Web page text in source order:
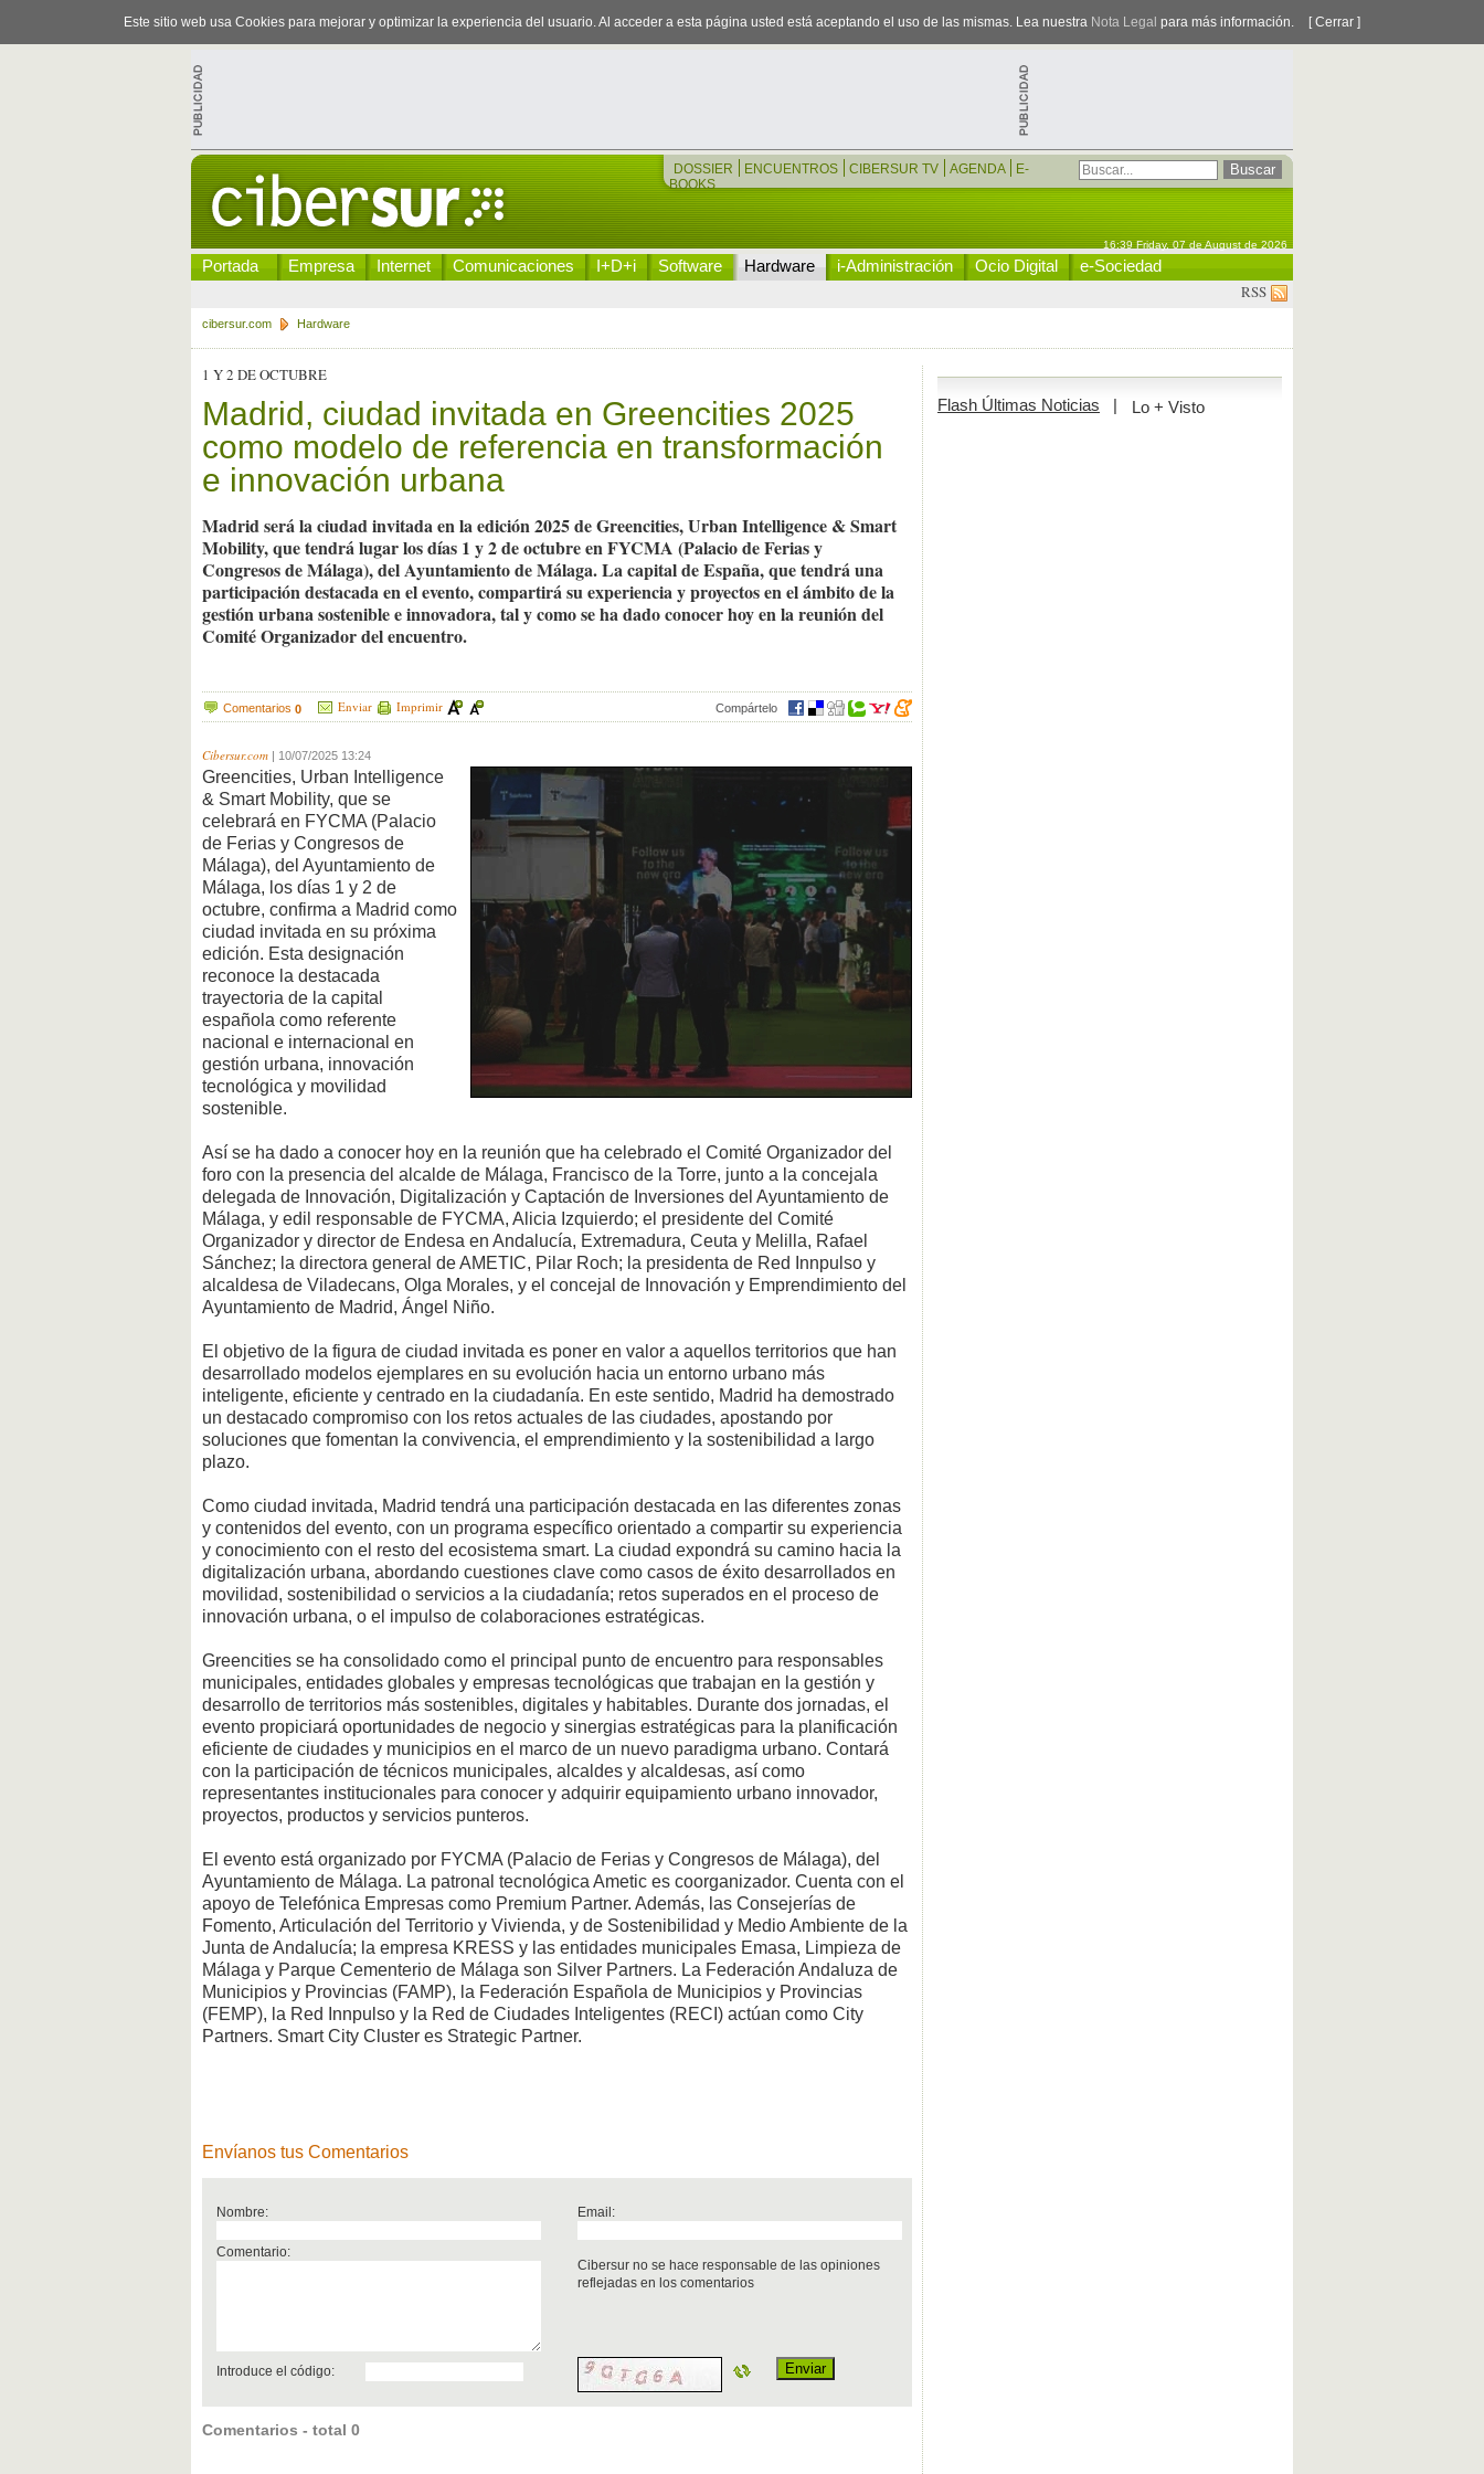
Este sitio web usa Cookies para mejorar y optimizar la experiencia del usuario. Al acceder a esta página usted está aceptando el uso de las mismas. Lea nuestra Nota Legal para más información. [ Cerrar ]
DOSSIER ENCUENTROS CIBERSUR TV AGENDA
E-
BOOKS
16:39 Friday, 07 de August de 2026
Portada Empresa Internet Comunicaciones I+D+i Software Hardware i-Administración Ocio Digital e-Sociedad
RSS
cibersur.com Hardware
1 Y 2 DE OCTUBRE
Madrid, ciudad invitada en Greencities 2025
como modelo de referencia en transformación
e innovación urbana
Madrid será la ciudad invitada en la edición 2025 de Greencities, Urban Intelligence & Smart
Mobility, que tendrá lugar los días 1 y 2 de octubre en FYCMA (Palacio de Ferias y
Congresos de Málaga), del Ayuntamiento de Málaga. La capital de España, que tendrá una
participación destacada en el evento, compartirá su experiencia y proyectos en el ámbito de la
gestión urbana sostenible e innovadora, tal y como se ha dado conocer hoy en la reunión del
Comité Organizador del encuentro.
Comentarios 0 Enviar Imprimir Compártelo
Cibersur.com 10/07/2025 13:24
Greencities, Urban Intelligence
& Smart Mobility, que se
celebrará en FYCMA (Palacio
de Ferias y Congresos de
Málaga), del Ayuntamiento de
Málaga, los días 1 y 2 de
octubre, confirma a Madrid como
ciudad invitada en su próxima
edición. Esta designación
reconoce la destacada
trayectoria de la capital
española como referente
nacional e internacional en
gestión urbana, innovación
tecnológica y movilidad
sostenible.
Así se ha dado a conocer hoy en la reunión que ha celebrado el Comité Organizador del
foro con la presencia del alcalde de Málaga, Francisco de la Torre, junto a la concejala
delegada de Innovación, Digitalización y Captación de Inversiones del Ayuntamiento de
Málaga, y edil responsable de FYCMA, Alicia Izquierdo; el presidente del Comité
Organizador y director de Endesa en Andalucía, Extremadura, Ceuta y Melilla, Rafael
Sánchez; la directora general de AMETIC, Pilar Roch; la presidenta de Red Innpulso y
alcaldesa de Viladecans, Olga Morales, y el concejal de Innovación y Emprendimiento del
Ayuntamiento de Madrid, Ángel Niño.
El objetivo de la figura de ciudad invitada es poner en valor a aquellos territorios que han
desarrollado modelos ejemplares en su evolución hacia un entorno urbano más
inteligente, eficiente y centrado en la ciudadanía. En este sentido, Madrid ha demostrado
un destacado compromiso con los retos actuales de las ciudades, apostando por
soluciones que fomentan la convivencia, el emprendimiento y la sostenibilidad a largo
plazo.
Como ciudad invitada, Madrid tendrá una participación destacada en las diferentes zonas
y contenidos del evento, con un programa específico orientado a compartir su experiencia
y conocimiento con el resto del ecosistema smart. La ciudad expondrá su camino hacia la
digitalización urbana, abordando cuestiones clave como casos de éxito desarrollados en
movilidad, sostenibilidad o servicios a la ciudadanía; retos superados en el proceso de
innovación urbana, o el impulso de colaboraciones estratégicas.
Greencities se ha consolidado como el principal punto de encuentro para responsables
municipales, entidades globales y empresas tecnológicas que trabajan en la gestión y
desarrollo de territorios más sostenibles, digitales y habitables. Durante dos jornadas, el
evento propiciará oportunidades de negocio y sinergias estratégicas para la planificación
eficiente de ciudades y municipios en el marco de un nuevo paradigma urbano. Contará
con la participación de técnicos municipales, alcaldes y alcaldesas, así como
representantes institucionales para conocer y adquirir equipamiento urbano innovador,
proyectos, productos y servicios punteros.
El evento está organizado por FYCMA (Palacio de Ferias y Congresos de Málaga), del
Ayuntamiento de Málaga. La patronal tecnológica Ametic es coorganizador. Cuenta con el
apoyo de Telefónica Empresas como Premium Partner. Además, las Consejerías de
Fomento, Articulación del Territorio y Vivienda, y de Sostenibilidad y Medio Ambiente de la
Junta de Andalucía; la empresa KRESS y las entidades municipales Emasa, Limpieza de
Málaga y Parque Cementerio de Málaga son Silver Partners. La Federación Andaluza de
Municipios y Provincias (FAMP), la Federación Española de Municipios y Provincias
(FEMP), la Red Innpulso y la Red de Ciudades Inteligentes (RECI) actúan como City
Partners. Smart City Cluster es Strategic Partner.
Envíanos tus Comentarios
Nombre: Email:
Comentario:
Cibersur no se hace responsable de las opiniones
reflejadas en los comentarios
Introduce el código:
Comentarios - total 0
Flash Últimas Noticias | Lo + Visto